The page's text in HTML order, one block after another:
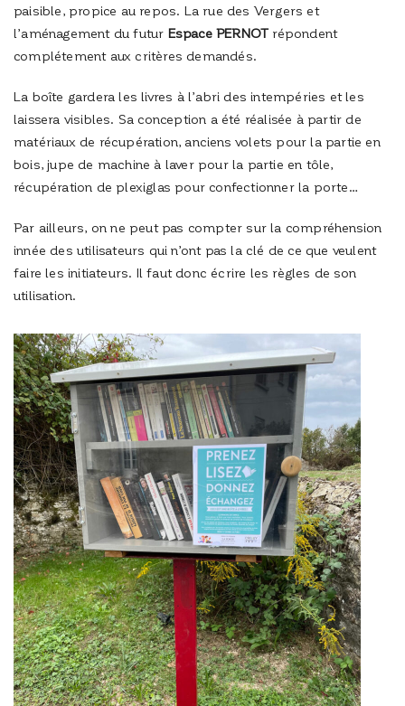
paisible, propice au repos. La rue des Vergers et
l’aménagement du futur Espace PERNOT répondent
complétement aux critères demandés.
La boîte gardera les livres à l’abri des intempéries et les
laissera visibles. Sa conception a été réalisée à partir de
matériaux de récupération, anciens volets pour la partie en
bois, jupe de machine à laver pour la partie en tôle,
récupération de plexiglas pour confectionner la porte…
Par ailleurs, on ne peut pas compter sur la compréhension
innée des utilisateurs qui n’ont pas la clé de ce que veulent
faire les initiateurs. Il faut donc écrire les règles de son
utilisation.